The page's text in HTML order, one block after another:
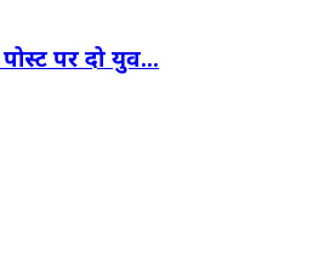
पर दो युव...